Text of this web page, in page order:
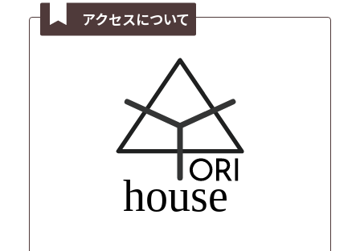
アクセスについて